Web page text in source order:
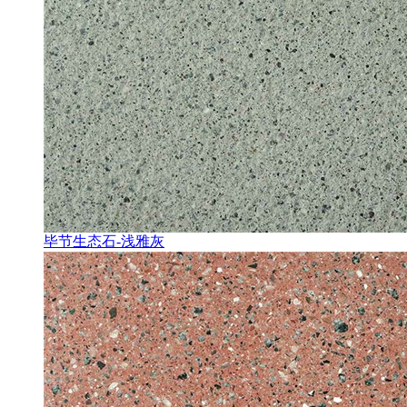
毕节生态石-浅雅灰